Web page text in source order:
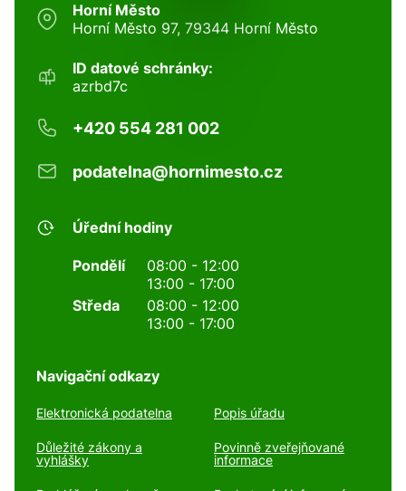
Horní Město
Horní Město 97, 79344 Horní Město
ID datové schránky:
azrbd7c
+420 554 281 002
podatelna@hornimesto.cz
Úřední hodiny
Pondělí
08:00 - 12:00
13:00 - 17:00
Středa
08:00 - 12:00
13:00 - 17:00
Navigační odkazy
Elektronická podatelna Popis úřadu
Důležité zákony a
vyhlášky
Povinně zveřejňované
informace